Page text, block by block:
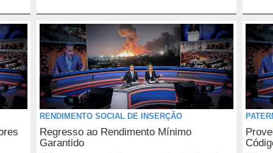
RENDIMENTO SOCIAL DE INSERÇÃO
Regresso ao Rendimento Mínimo
Garantido